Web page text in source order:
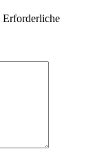
Erforderliche